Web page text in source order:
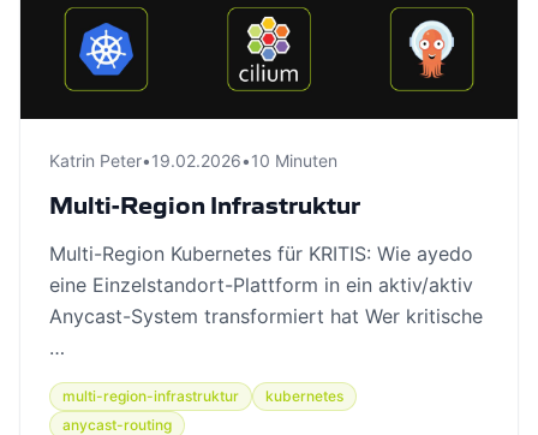
Katrin Peter•19.02.2026•10 Minuten
Multi-Region Infrastruktur
Multi-Region Kubernetes für KRITIS: Wie ayedo
eine Einzelstandort-Plattform in ein aktiv/aktiv
Anycast-System transformiert hat Wer kritische
…
multi-region-infrastruktur
kubernetes
anycast-routing